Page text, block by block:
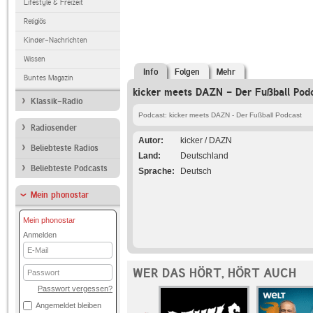
Lifestyle & Freizeit
Religiös
Kinder-Nachrichten
Wissen
Buntes Magazin
Klassik-Radio
Radiosender
Beliebteste Radios
Beliebteste Podcasts
Mein phonostar
Mein phonostar
Anmelden
E-
Mail
Passwort
Passwort vergessen?
Angemeldet bleiben
Info Folgen Mehr
kicker meets DAZN - Der Fußball
Podcast: kicker meets DAZN - Der Fußball Podcast
Autor
kicker / DAZN
Land
Deutschland
Sprache
Deutsch
WER DAS HÖRT, HÖRT AUCH